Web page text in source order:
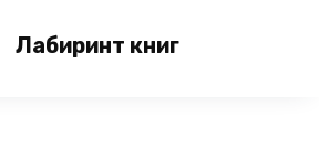
Лабиринт книг